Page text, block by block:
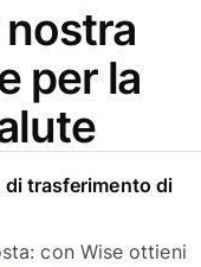
per la
trasferimento di
con Wise ottieni